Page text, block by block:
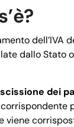
dell’IVA
dallo Stato
scissione dei
viene